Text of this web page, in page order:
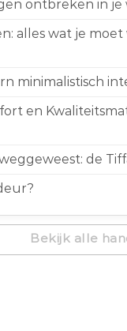
ontbreken in je
alles wat je
minimalistisch
en
de
Bekijk alle